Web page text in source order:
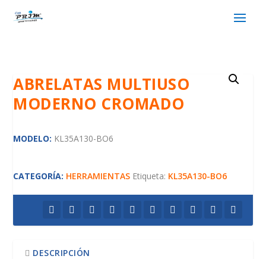
ABRELATAS MULTIUSO
MODERNO CROMADO
MODELO: KL35A130-BO6
CATEGORÍA: HERRAMIENTAS Etiqueta: KL35A130-BO6
DESCRIPCIÓN